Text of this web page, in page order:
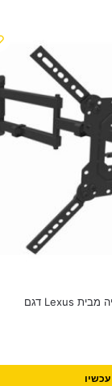
זרוע תלת מפרקית לטלוויזיה מבית Lexus דגם